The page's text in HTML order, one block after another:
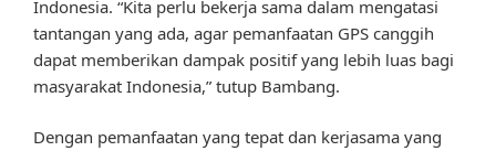
Indonesia. “Kita perlu bekerja sama dalam mengatasi
tantangan yang ada, agar pemanfaatan GPS canggih
dapat memberikan dampak positif yang lebih luas bagi
masyarakat Indonesia,” tutup Bambang.
Dengan pemanfaatan yang tepat dan kerjasama yang